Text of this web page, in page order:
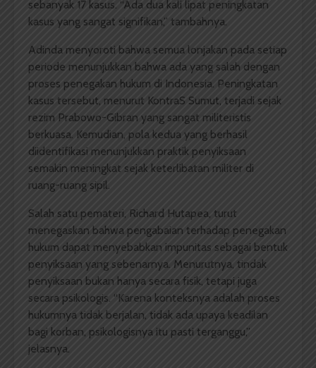
sebanyak 17 kasus. “Ada dua kali lipat peningkatan
kasus yang sangat signifikan,” tambahnya.
Adinda menyoroti bahwa semua lonjakan pada setiap
periode menunjukkan bahwa ada yang salah dengan
proses penegakan hukum di Indonesia. Peningkatan
kasus tersebut, menurut KontraS Sumut, terjadi sejak
rezim Prabowo-Gibran yang sangat militeristis
berkuasa. Kemudian, pola kedua yang berhasil
diidentifikasi menunjukkan praktik penyiksaan
semakin meningkat sejak keterlibatan militer di
ruang-ruang sipil.
Salah satu pemateri, Richard Hutapea, turut
menegaskan bahwa pengabaian terhadap penegakan
hukum dapat menyebabkan impunitas sebagai bentuk
penyiksaan yang sebenarnya. Menurutnya, tindak
penyiksaan bukan hanya secara fisik, tetapi juga
secara psikologis. “Karena konteksnya adalah proses
hukumnya tidak berjalan, tidak ada upaya keadilan
bagi korban, psikologisnya itu pasti terganggu,”
jelasnya.